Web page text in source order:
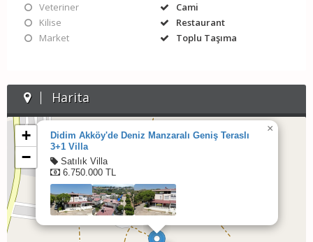
Veteriner
Cami
Kilise
Restaurant
Market
Toplu Taşıma
Harita
Didim Akköy'de Deniz Manzaralı Geniş Teraslı
3+1 Villa
Satılık Villa
6.750.000 TL
×
+
−